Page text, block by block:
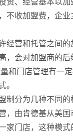
资、经营基本以
不收加盟费，企业
经营和托管之间
，会对加盟商的
和门店管理有一
。
制分为几种不同的
，由肯德基从美
家门店，这种模式